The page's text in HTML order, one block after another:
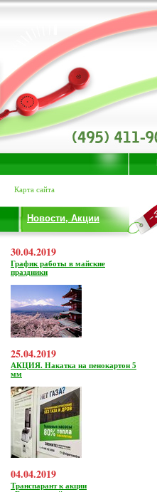
Карта сайта
Новости, Акции
30.04.2019
График работы в майские
праздники
25.04.2019
АКЦИЯ. Накатка на пенокартон 5
мм
04.04.2019
Транспарант к акции